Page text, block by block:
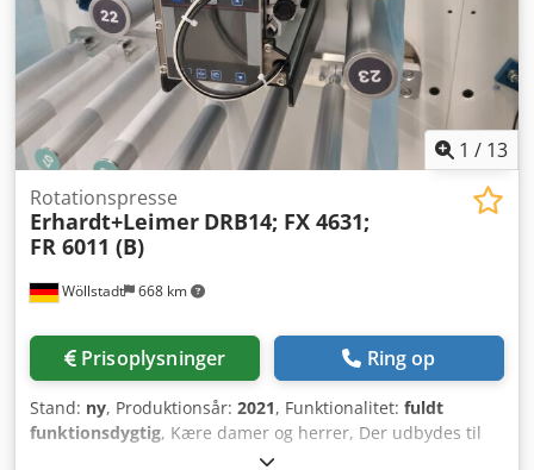
1 / 13
Wöllstadt 668 km
Rotationspresse
Erhardt+Leimer DRB14; FX 4631;
FR 6011 (B)
Prisoplysninger Ring op
Stand: ny, Produktionsår: 2021, Funktionalitet: fuldt
funktionsdygtig, Kære damer og herrer, Der udbydes til
salg 3 helt nye Erhardt+Leimer banekantstyringssystemer,